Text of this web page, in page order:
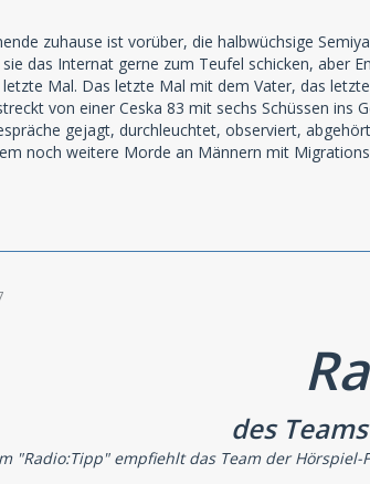
zuhause ist vorüber, die halbwüchsige
das Internat gerne zum Teufel schicken, aber
Mal. Das letzte Mal mit dem Vater, das
von einer Ceska 83 mit sechs Schüssen ins
gejagt, durchleuchtet, observiert,
noch weitere Morde an Männern mit
des
"Radio:Tipp" empfiehlt das Team der